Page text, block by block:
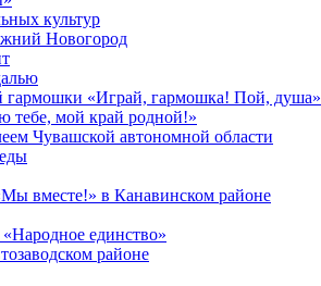
культур
Новогород
гармошки «Играй, гармошка! Пой, душа»
тебе, мой край родной!»
Чувашской автономной области
вместе!» в Канавинском районе
единство»
районе